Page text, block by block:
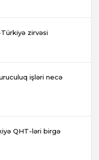
zirvəsi
işləri necə
QHT-ləri birgə